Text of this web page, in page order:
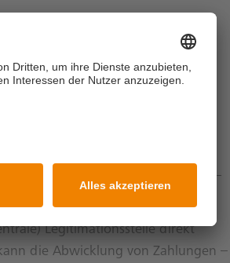
vertrauenswürdigen Teilnehmern,
Ein Distributed Ledger
dezentral geführtes Kontobuch
von Nutzer zu Nutzer
Payment-Netzwerken –
legitimiert.
Legitimationsstelle direkt
die Abwicklung von Zahlungen –